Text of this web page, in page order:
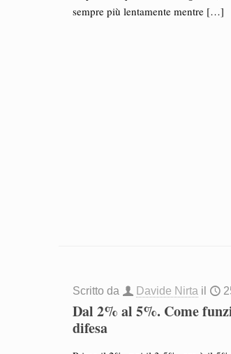
sempre più lentamente mentre […]
Scritto da Davide Nirta il
Dal 2% al 5%. Come
difesa